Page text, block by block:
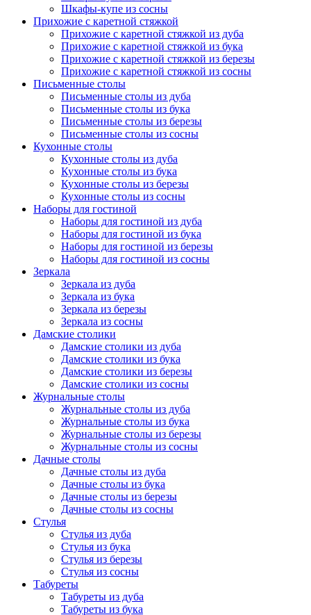
Шкафы-купе из сосны
Прихожие с каретной стяжкой
Прихожие с каретной стяжкой из дуба
Прихожие с каретной стяжкой из бука
Прихожие с каретной стяжкой из березы
Прихожие с каретной стяжкой из сосны
Письменные столы
Письменные столы из дуба
Письменные столы из бука
Письменные столы из березы
Письменные столы из сосны
Кухонные столы
Кухонные столы из дуба
Кухонные столы из бука
Кухонные столы из березы
Кухонные столы из сосны
Наборы для гостиной
Наборы для гостиной из дуба
Наборы для гостиной из бука
Наборы для гостиной из березы
Наборы для гостиной из сосны
Зеркала
Зеркала из дуба
Зеркала из бука
Зеркала из березы
Зеркала из сосны
Дамские столики
Дамские столики из дуба
Дамские столики из бука
Дамские столики из березы
Дамские столики из сосны
Журнальные столы
Журнальные столы из дуба
Журнальные столы из бука
Журнальные столы из березы
Журнальные столы из сосны
Дачные столы
Дачные столы из дуба
Дачные столы из бука
Дачные столы из березы
Дачные столы из сосны
Стулья
Стулья из дуба
Стулья из бука
Стулья из березы
Стулья из сосны
Табуреты
Табуреты из дуба
Табуреты из бука